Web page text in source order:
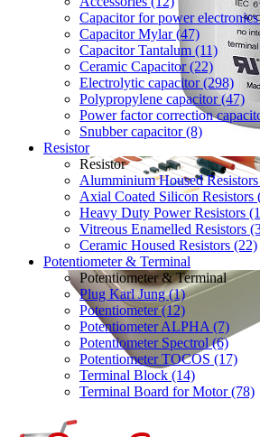
Capacitor for power
Capacitor Mylar (47)
Capacitor Tantalum (11)
Ceramic Capacitor (22)
Electrolytic capacitor (298)
Polypropylene capacitor (47)
Power factor correction
Snubber capacitor (8)
Resistor
Resistor
Alumminium Housed
Axial Coated Silicon Resistors
Heavy Duty Power Resistors
Vitreous Enamelled Resistors
Ceramic Housed Resistors (22)
Potentiometer & Terminal
Potentiometer & Terminal
Plug Karl Jung (1)
Potentiometer (12)
Potentiometer ALPHA (7)
Potentiometer Spectrol (6)
Potentiometer TOCOS (17)
Terminal Block (14)
Terminal Board for Motor (78)